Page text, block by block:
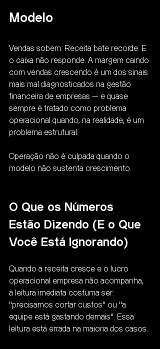
Modelo
Vendas sobem. Receita bate recorde. E
o caixa não responde. A margem caindo
com vendas crescendo é um dos sinais
mais mal diagnosticados na gestão
financeira de empresas — e quase
sempre é tratado como problema
operacional quando, na realidade, é um
problema estrutural.
Operação não é culpada quando o
modelo não sustenta crescimento.
O Que os Números
Estão Dizendo (E o Que
Você Está Ignorando)
Quando a receita cresce e o lucro
operacional empresa não acompanha,
a leitura imediata costuma ser:
"precisamos cortar custos" ou "a
equipe está gastando demais". Essa
leitura está errada na maioria dos casos.